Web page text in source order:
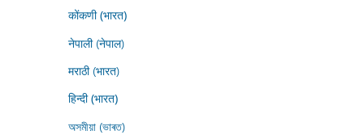
कोंकणी (भारत)
नेपाली (नेपाल)
मराठी (भारत)
हिन्दी (भारत)
অসমীয়া (ভাৰত)